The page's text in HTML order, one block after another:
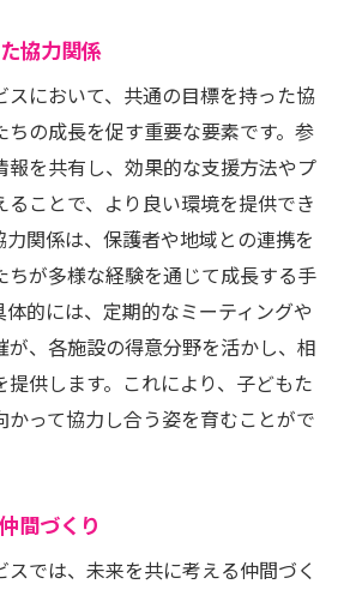
協力関係
において、共通の目標を持った協
の成長を促す重要な要素です。参
報を共有し、効果的な支援方法やプ
ることで、より良い環境を提供でき
力関係は、保護者や地域との連携を
ちが多様な経験を通じて成長する手
的には、定期的なミーティングや
が、各施設の得意分野を活かし、相
供します。これにより、子どもた
かって協力し合う姿を育むことがで
間づくり
では、未来を共に考える仲間づく